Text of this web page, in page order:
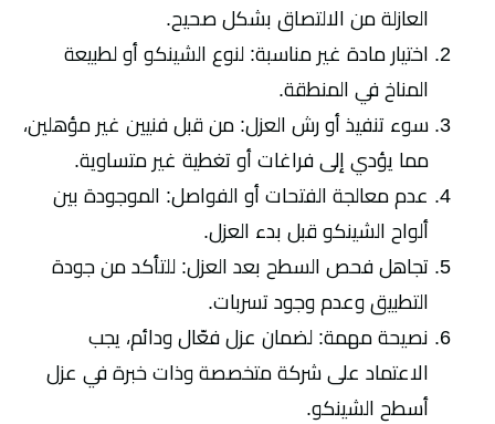
العازلة من الالتصاق بشكل صحيح.
اختيار مادة غير مناسبة: لنوع الشينكو أو لطبيعة
المناخ في المنطقة.
سوء تنفيذ أو رش العزل: من قبل فنيين غير مؤهلين،
مما يؤدي إلى فراغات أو تغطية غير متساوية.
عدم معالجة الفتحات أو الفواصل: الموجودة بين
ألواح الشينكو قبل بدء العزل.
تجاهل فحص السطح بعد العزل: للتأكد من جودة
التطبيق وعدم وجود تسربات.
نصيحة مهمة: لضمان عزل فعّال ودائم، يجب
الاعتماد على شركة متخصصة وذات خبرة في عزل
أسطح الشينكو.